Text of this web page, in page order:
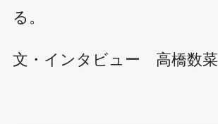
る。
文・インタビュー 高橋数菜